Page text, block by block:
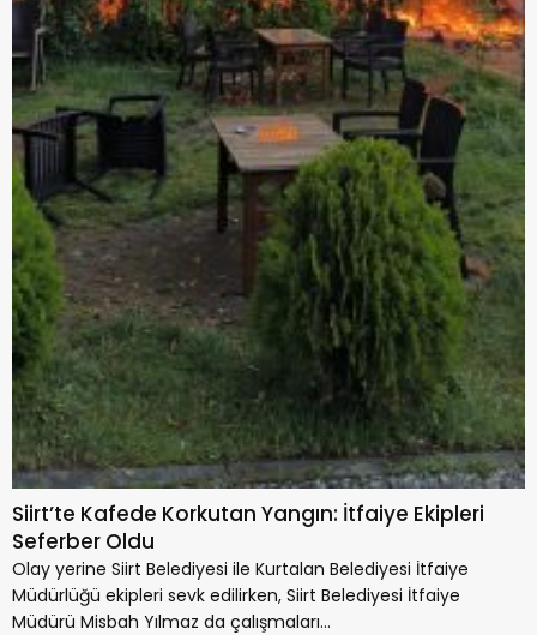
Siirt’te Kafede Korkutan Yangın: İtfaiye Ekipleri
Seferber Oldu
Olay yerine Siirt Belediyesi ile Kurtalan Belediyesi İtfaiye
Müdürlüğü ekipleri sevk edilirken, Siirt Belediyesi İtfaiye
Müdürü Misbah Yılmaz da çalışmaları...